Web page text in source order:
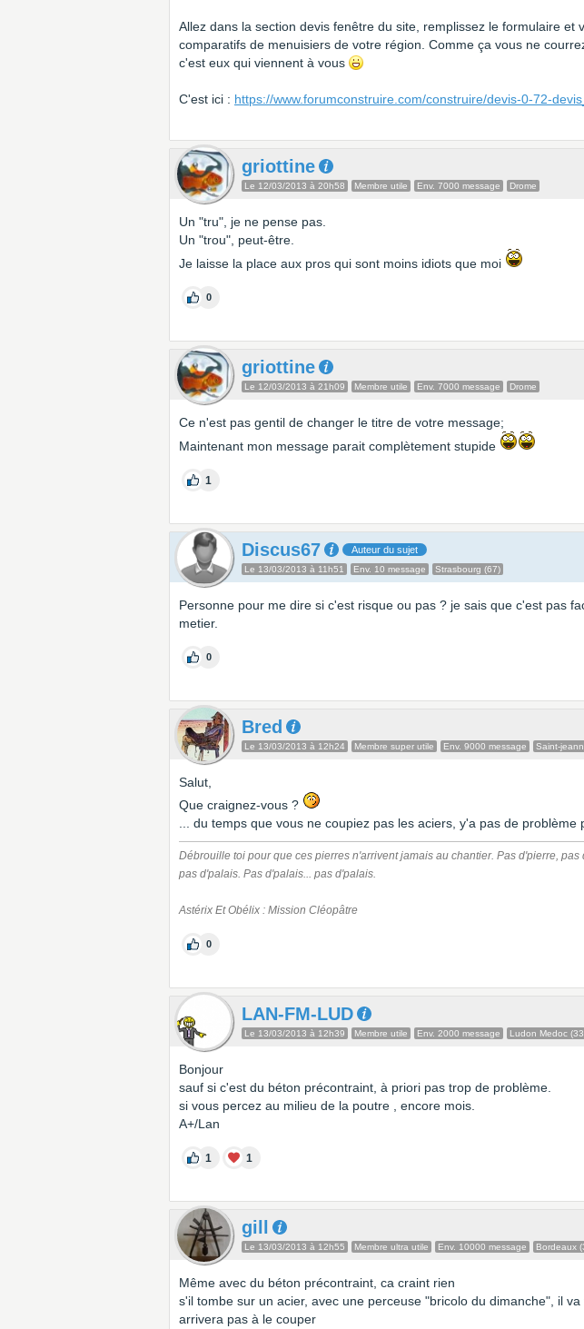
Allez dans la section devis fenêtre du site, remplissez le formulaire et
comparatifs de menuisiers de votre région. Comme ça vous ne
c'est eux qui viennent à vous
C'est ici : https://www.forumconstruire.com/construire/devis-0-72-
griottine
Le 12/03/2013 à 20h58 Membre utile Env. 7000 message Drome
Un "tru", je ne pense pas.
Un "trou", peut-être.
Je laisse la place aux pros qui sont moins idiots que moi
0
griottine
Le 12/03/2013 à 21h09 Membre utile Env. 7000 message Drome
Ce n'est pas gentil de changer le titre de votre message;
Maintenant mon message parait complètement stupide
1
Discus67 Auteur du sujet
Le 13/03/2013 à 11h51 Env. 10 message Strasbourg (67)
Personne pour me dire si c'est risque ou pas ? je sais que c'est pas
metier.
0
Bred
Le 13/03/2013 à 12h24 Membre super utile Env. 9000 message Saint-
Salut,
Que craignez-vous ?
... du temps que vous ne coupiez pas les aciers, y'a pas de problème
Débrouille toi pour que ces pierres n'arrivent jamais au chantier. Pas d'pierre, pas
pas d'palais. Pas d'palais... pas d'palais.
Astérix Et Obélix : Mission Cléopâtre
0
LAN-FM-LUD
Le 13/03/2013 à 12h39 Membre utile Env. 2000 message Ludon Medoc
Bonjour
sauf si c'est du béton précontraint, à priori pas trop de problème.
si vous percez au milieu de la poutre , encore mois.
A+/Lan
1 1
gill
Le 13/03/2013 à 12h55 Membre ultra utile Env. 10000 message Bordeaux
Même avec du béton précontraint, ca craint rien
s'il tombe sur un acier, avec une perceuse "bricolo du dimanche", il
arrivera pas à le couper